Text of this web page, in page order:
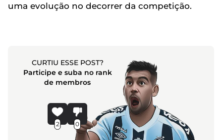
uma evolução no decorrer da competição.
CURTIU ESSE POST?
Participe e suba no rank
de membros
2 0